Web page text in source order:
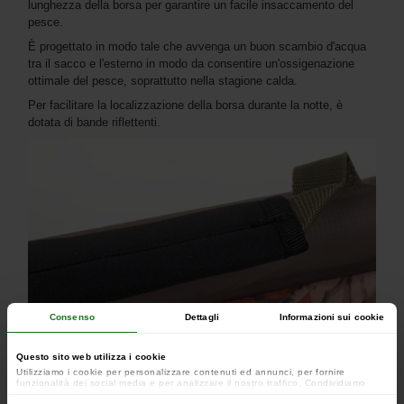
Consenso Dettagli Informazioni sui cookie
Questo sito web utilizza i cookie
Utilizziamo i cookie per personalizzare contenuti ed annunci, per fornire
funzionalità dei social media e per analizzare il nostro traffico. Condividiamo
lunghezza della borsa per garantire un facile insaccamento del
pesce.
È progettato in modo tale che avvenga un buon scambio d'acqua
tra il sacco e l'esterno in modo da consentire un'ossigenazione
ottimale del pesce, soprattutto nella stagione calda.
Per facilitare la localizzazione della borsa durante la notte, è
dotata di bande riflettenti.